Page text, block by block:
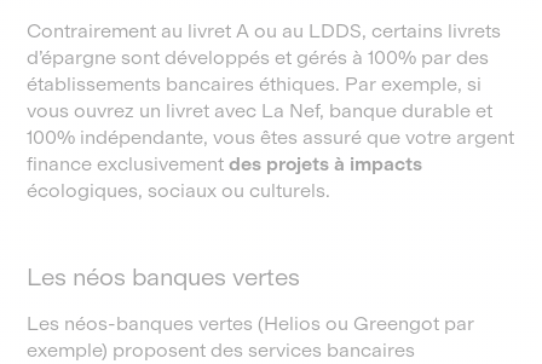
Contrairement au livret A ou au LDDS, certains livrets
d’épargne sont développés et gérés à 100% par des
établissements bancaires éthiques. Par exemple, si
vous ouvrez un livret avec La Nef, banque durable et
100% indépendante, vous êtes assuré que votre argent
finance exclusivementdes projets à impacts
écologiques, sociaux ou culturels.
Les néos banques vertes
Les néos-banques vertes (Helios ou Greengot par
exemple) proposent des services bancaires